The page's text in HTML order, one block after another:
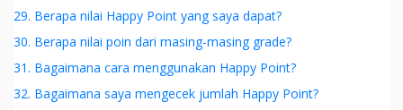
29. Berapa nilai Happy Point yang saya dapat?
30. Berapa nilai poin dari masing-masing grade?
31. Bagaimana cara menggunakan Happy Point?
32. Bagaimana saya mengecek jumlah Happy Point?